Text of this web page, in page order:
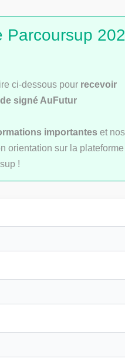
: 101
(cours et
CLASSEMENTS
Parcoursup
ci-dessous pour recevoir
signé AuFutur
importantes et nos
orientation sur la plateforme
!